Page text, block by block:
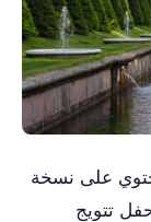
على نسخة
تتويج